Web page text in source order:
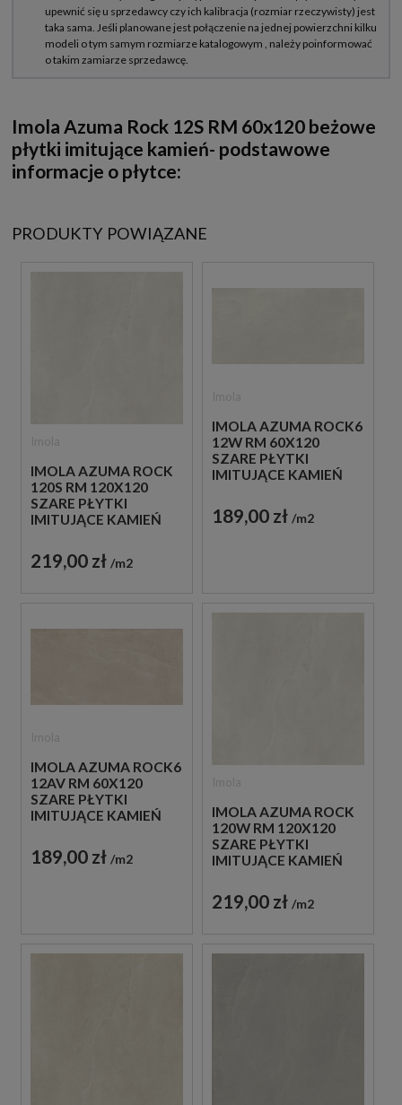
Imola Azuma Rock 12S RM 60x120 beżowe
płytki imitujące kamień- podstawowe
informacje o płytce:
PRODUKTY POWIĄZANE
IMOLA AZUMA ROCK
120S RM 120X120
SZARE PŁYTKI
IMITUJĄCE KAMIEŃ
219,00 zł m2
IMOLA AZUMA ROCK6
12W RM 60X120
SZARE PŁYTKI
IMITUJĄCE KAMIEŃ
189,00 zł m2
IMOLA AZUMA ROCK6
12AV RM 60X120
SZARE PŁYTKI
IMITUJĄCE KAMIEŃ
189,00 zł m2
IMOLA AZUMA ROCK
120W RM 120X120
SZARE PŁYTKI
IMITUJĄCE KAMIEŃ
219,00 zł m2